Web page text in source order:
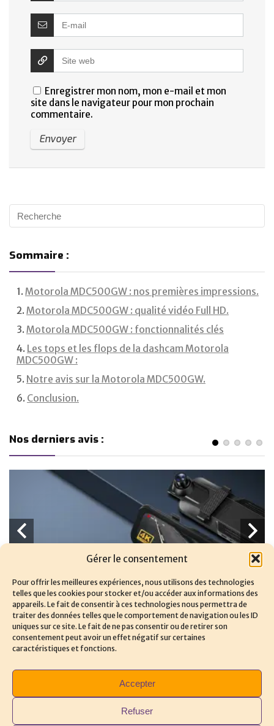
Gérer le consentement
Pour offrir les meilleures expériences, nous utilisons des technologies
telles que les cookies pour stocker et/ou accéder aux informations des
appareils. Le fait de consentir à ces technologies nous permettra de
traiter des données telles que le comportement de navigation ou les ID
uniques sur ce site. Le fait de ne pas consentir ou de retirer son
consentement peut avoir un effet négatif sur certaines
caractéristiques et fonctions.
Accepter
Refuser
Enregistrer mon nom, mon e-mail et mon
site dans le navigateur pour mon prochain
commentaire.
Sommaire :
Motorola MDC500GW : nos premières impressions.
Motorola MDC500GW : qualité vidéo Full HD.
Motorola MDC500GW : fonctionnalités clés
Les tops et les flops de la dashcam Motorola
MDC500GW :
Notre avis sur la Motorola MDC500GW.
Conclusion.
Nos derniers avis :
Avis et tests sur les meilleures dashcams.
VTOPEK T79N
Caméra rétroviseur ‎VTOPEK T79N : avis et tests. La caméra
rétroviseur VTOPEK T79N est l'une ...